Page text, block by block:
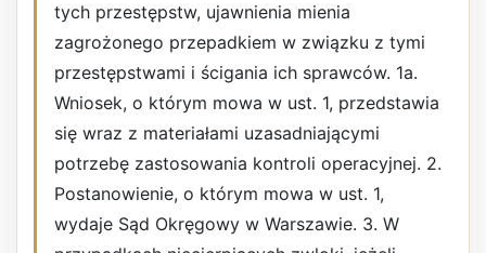
tych przestępstw, ujawnienia mienia
zagrożonego przepadkiem w związku z tymi
przestępstwami i ścigania ich sprawców. 1a.
Wniosek, o którym mowa w ust. 1, przedstawia
się wraz z materiałami uzasadniającymi
potrzebę zastosowania kontroli operacyjnej. 2.
Postanowienie, o którym mowa w ust. 1,
wydaje Sąd Okręgowy w Warszawie. 3. W